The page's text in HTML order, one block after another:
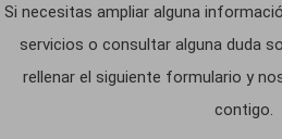
Si necesitas ampliar alguna
servicios o consultar alguna duda
rellenar el siguiente formulario y
contigo.